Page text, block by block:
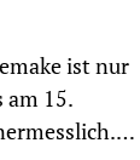
ist nur
15.